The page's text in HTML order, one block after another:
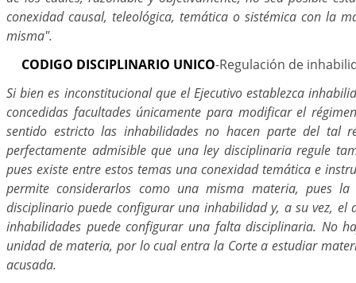
conexidad causal, teleológica, temática o sistémica con la
misma".
CODIGO DISCIPLINARIO UNICO-Regulación de
Si bien es inconstitucional que el Ejecutivo establezca
concedidas facultades únicamente para modificar el
sentido estricto las inhabilidades no hacen parte del tal
perfectamente admisible que una ley disciplinaria regule
pues existe entre estos temas una conexidad temática e
permite considerarlos como una misma materia, pues la
disciplinario puede configurar una inhabilidad y, a su vez, el
inhabilidades puede configurar una falta disciplinaria. No
unidad de materia, por lo cual entra la Corte a estudiar
acusada.